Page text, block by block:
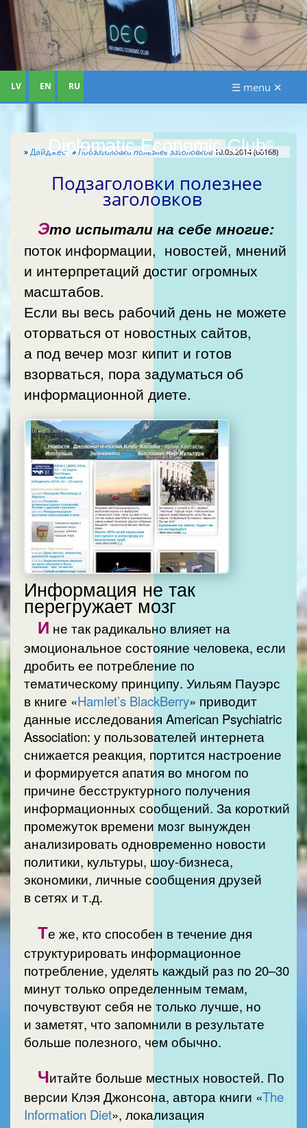
Diplomatic Economic Club®
LV EN RU ☰ menu ✕
»Дайджест»Подзаголовки полезнее заголовков 10.03.2014 (60168)
Подзаголовки полезнее
заголовков
Это испытали на себе многие:
поток информации, новостей, мнений
и интерпретаций достиг огромных
масштабов.
Если вы весь рабочий день не можете
оторваться от новостных сайтов,
а под вечер мозг кипит и готов
взорваться, пора задуматься об
информационной диете.
Информация не так
перегружает мозг
И не так радикально влияет на
эмоциональное состояние человека, если
дробить ее потребление по
тематическому принципу. Уильям Пауэрс
в книге «Hamlet’s BlackBerry» приводит
данные исследования American Psychiatric
Association: у пользователей интернета
снижается реакция, портится настроение
и формируется апатия во многом по
причине бесструктурного получения
информационных сообщений. За короткий
промежуток времени мозг вынужден
анализировать одновременно новости
политики, культуры, шоу-бизнеса,
экономики, личные сообщения друзей
в сетях и т.д.
Те же, кто способен в течение дня
структурировать информационное
потребление, уделять каждый раз по 20–30
минут только определенным темам,
почувствуют себя не только лучше, но
и заметят, что запомнили в результате
больше полезного, чем обычно.
Читайте больше местных новостей. По
версии Клэя Джонсона, автора книги «The
Information Diet», локализация